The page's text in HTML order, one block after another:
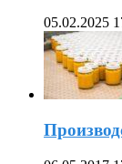
05.02.2025